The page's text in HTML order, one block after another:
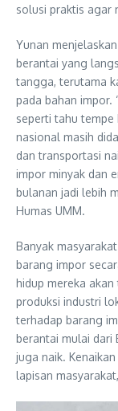
solusi praktis agar
Yunan
berantai yang
tangga, terutama
pada bahan impor.
seperti tahu tempe
nasional masih
dan transportasi
impor minyak dan
bulanan jadi lebih
Humas UMM.
Banyak
barang impor
hidup mereka
produksi industri
terhadap barang
berantai mulai dari
juga naik.
lapisan